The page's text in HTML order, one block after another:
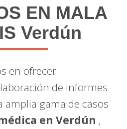
EN MALA
Verdún
en ofrecer
de informes
amplia gama de casos
en Verdún ,